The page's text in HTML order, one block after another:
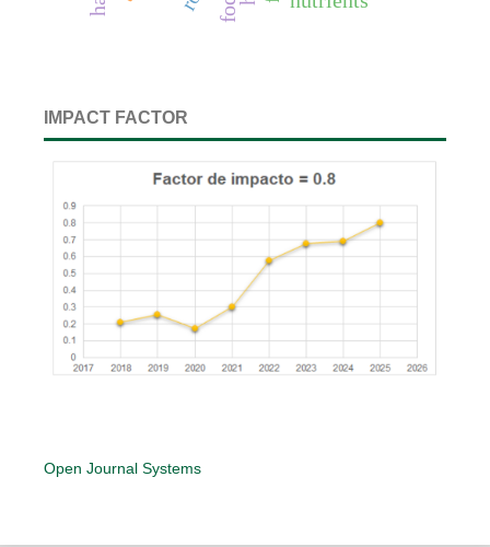
IMPACT FACTOR
Open Journal Systems